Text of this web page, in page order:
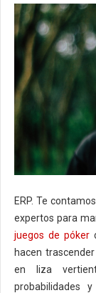
ERP. Te
expertos para
juegos de póker
hacen
en liza
probabilidades